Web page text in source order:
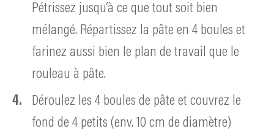
Pétrissez jusqu’à ce que tout soit bien
mélangé. Répartissez la pâte en 4 boules et
farinez aussi bien le plan de travail que le
rouleau à pâte.
Déroulez les 4 boules de pâte et couvrez le
fond de 4 petits (env. 10 cm de diamètre)